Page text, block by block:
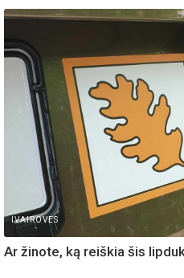
IVAIROVES
Ar žinote, ką reiškia šis